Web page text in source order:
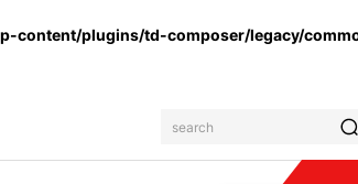
content/plugins/td-composer/legacy/
search